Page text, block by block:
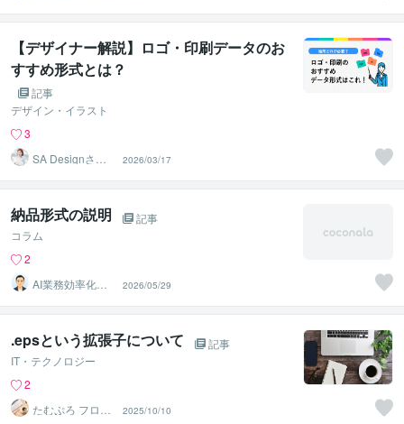
【デザイナー解説】ロゴ・印刷データのお
すすめ形式とは？
記事
デザイン・イラスト
3
SA Designさが
ねあきこ
2026/03/17
納品形式の説明
記事
コラム
2
AI業務効率化サ
ポート
2026/05/29
.epsという拡張子について
記事
IT・テクノロジー
2
たむぷろ フロン
トエンジニア
2025/10/10